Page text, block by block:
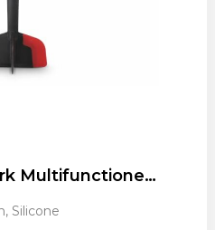
Orrefors Jernverk Multifunctionele Chopper BlackSmith serie
Silicone